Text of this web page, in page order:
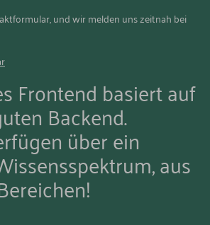
und wir melden uns zeitnah bei
Frontend basiert auf
Backend.
über ein
aus